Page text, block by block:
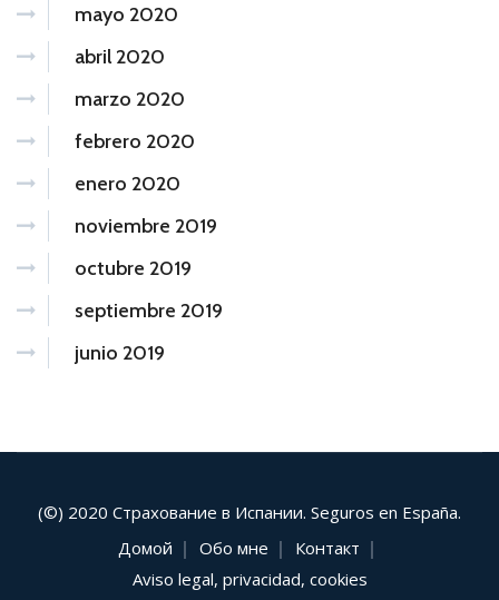
mayo 2020
abril 2020
marzo 2020
febrero 2020
enero 2020
noviembre 2019
octubre 2019
septiembre 2019
junio 2019
(©) 2020 Страхование в Испании. Seguros en España.
Домой
Обо мне
Контакт
Aviso legal, privacidad, cookies